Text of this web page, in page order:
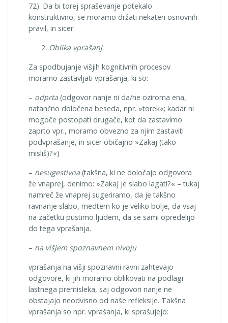
72). Da bi torej spraševanje potekalo
konstruktivno, se moramo držati nekateri osnovnih
pravil, in sicer:
Oblika vprašanj:
Za spodbujanje višjih kognitivnih procesov
moramo zastavljati vprašanja, ki so:
– odprta (odgovor nanje ni da/ne oziroma ena,
natančno določena beseda, npr. »torek«; kadar ni
mogoče postopati drugače, kot da zastavimo
zaprto vpr., moramo obvezno za njim zastaviti
podvprašanje, in sicer običajno »Zakaj (tako
misliš)?«)
– nesugestivna (takšna, ki ne določajo odgovora
že vnaprej, denimo: »Zakaj je slabo lagati?« – tukaj
namreč že vnaprej sugeriramo, da je takšno
ravnanje slabo, medtem ko je veliko bolje, da vsaj
na začetku pustimo ljudem, da se sami opredelijo
do tega vprašanja.
– na višjem spoznavnem nivoju
vprašanja na višji spoznavni ravni zahtevajo
odgovore, ki jih moramo oblikovati na podlagi
lastnega premisleka, saj odgovori nanje ne
obstajajo neodvisno od naše refleksije. Takšna
vprašanja so npr. vprašanja, ki sprašujejo: